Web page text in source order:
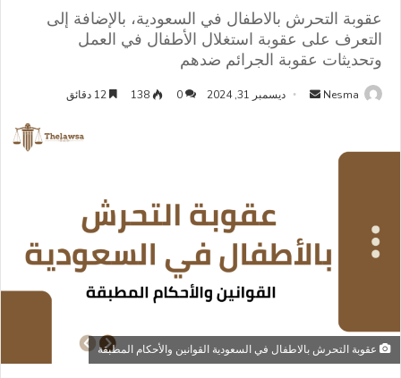
عقوبة التحرش بالاطفال في السعودية، بالإضافة إلى
التعرف على عقوبة استغلال الأطفال في العمل
وتحديثات عقوبة الجرائم ضدهم
Nesma
أرسل ديسمبر 31, 2024 0
138
عقوبة التحرش بالاطفال في السعودية القوانين والأحكام المطبقة